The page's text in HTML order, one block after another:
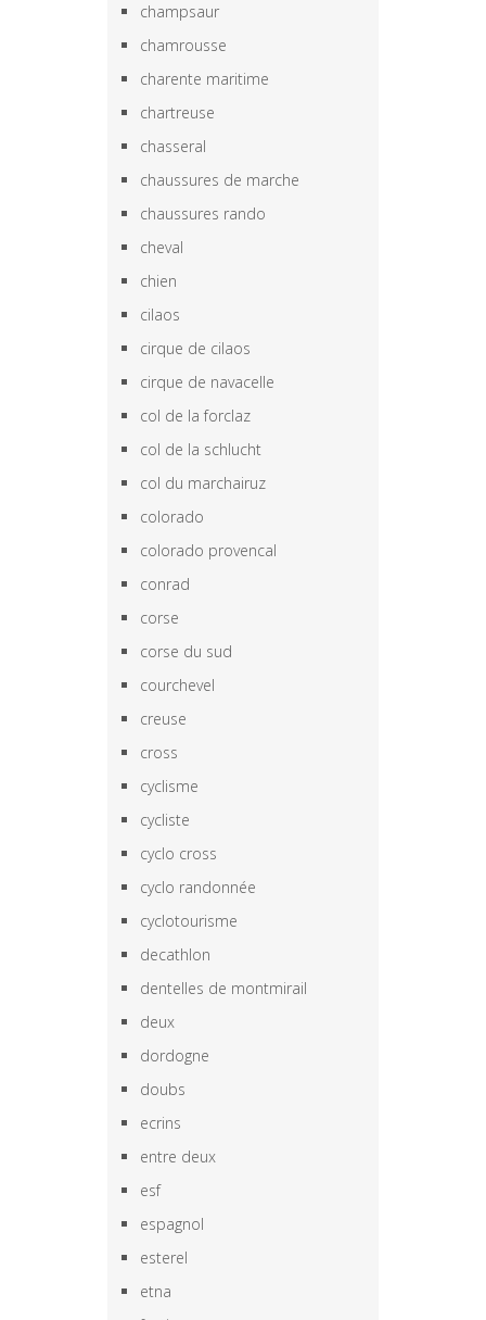
champsaur
chamrousse
charente maritime
chartreuse
chasseral
chaussures de marche
chaussures rando
cheval
chien
cilaos
cirque de cilaos
cirque de navacelle
col de la forclaz
col de la schlucht
col du marchairuz
colorado
colorado provencal
conrad
corse
corse du sud
courchevel
creuse
cross
cyclisme
cycliste
cyclo cross
cyclo randonnée
cyclotourisme
decathlon
dentelles de montmirail
deux
dordogne
doubs
ecrins
entre deux
esf
espagnol
esterel
etna